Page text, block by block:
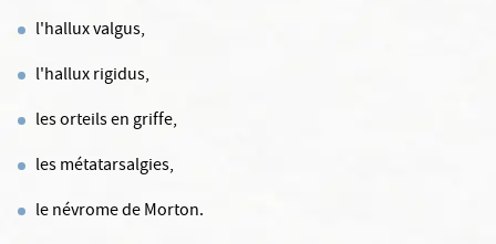
l'hallux valgus,
l'hallux rigidus,
les orteils en griffe,
les métatarsalgies,
le névrome de Morton.